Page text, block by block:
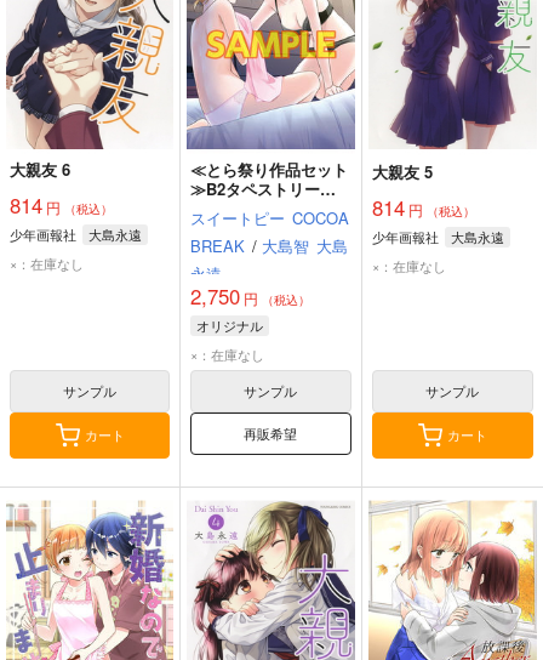
大親友 6
814 円 （税込）
少年画報社
大島永遠
×：在庫なし
サンプル
カート
≪とら祭り作品セット
≫B2タペストリー
【サークル：スイート
ピー COCOA
BREAK】
スイートピー COCOA
BREAK / 大島智 大島
永遠
2,750 円 （税込）
オリジナル
×：在庫なし
サンプル
再販希望
大親友 5
814円 （税込）
少年画報社
大島永遠
×：在庫なし
サンプル
カート